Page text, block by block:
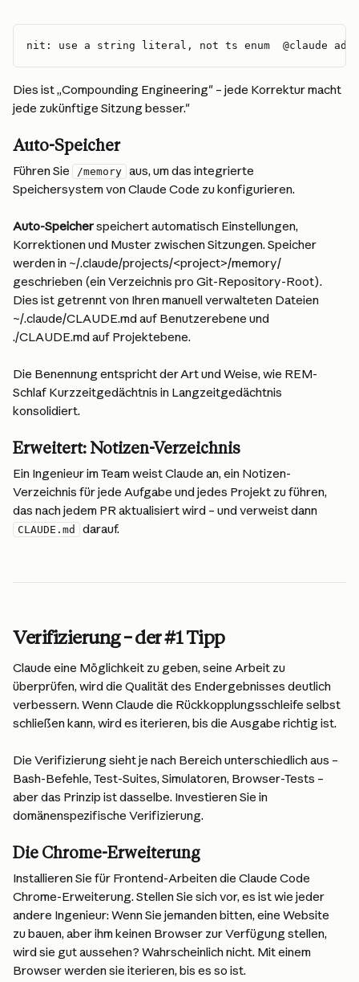
nit: use a string literal, not ts enum  @claude add
Dies ist „Compounding Engineering" – jede Korrektur macht
jede zukünftige Sitzung besser."
Auto-Speicher
Führen Sie /memory aus, um das integrierte
Speichersystem von Claude Code zu konfigurieren.
Auto-Speicher speichert automatisch Einstellungen,
Korrektionen und Muster zwischen Sitzungen. Speicher
werden in ~/.claude/projects/<project>/memory/
geschrieben (ein Verzeichnis pro Git-Repository-Root).
Dies ist getrennt von Ihren manuell verwalteten Dateien
~/.claude/CLAUDE.md auf Benutzerebene und
./CLAUDE.md auf Projektebene.
Die Benennung entspricht der Art und Weise, wie REM-
Schlaf Kurzzeitgedächtnis in Langzeitgedächtnis
konsolidiert.
Erweitert: Notizen-Verzeichnis
Ein Ingenieur im Team weist Claude an, ein Notizen-
Verzeichnis für jede Aufgabe und jedes Projekt zu führen,
das nach jedem PR aktualisiert wird – und verweist dann
CLAUDE.md darauf.
Verifizierung – der #1 Tipp
Claude eine Möglichkeit zu geben, seine Arbeit zu
überprüfen, wird die Qualität des Endergebnisses deutlich
verbessern. Wenn Claude die Rückkopplungsschleife selbst
schließen kann, wird es iterieren, bis die Ausgabe richtig ist.
Die Verifizierung sieht je nach Bereich unterschiedlich aus –
Bash-Befehle, Test-Suites, Simulatoren, Browser-Tests –
aber das Prinzip ist dasselbe. Investieren Sie in
domänenspezifische Verifizierung.
Die Chrome-Erweiterung
Installieren Sie für Frontend-Arbeiten die Claude Code
Chrome-Erweiterung. Stellen Sie sich vor, es ist wie jeder
andere Ingenieur: Wenn Sie jemanden bitten, eine Website
zu bauen, aber ihm keinen Browser zur Verfügung stellen,
wird sie gut aussehen? Wahrscheinlich nicht. Mit einem
Browser werden sie iterieren, bis es so ist.